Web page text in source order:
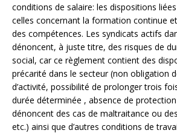
conditions de salaire: les dispositions
celles concernant la formation continue
des compétences. Les syndicats actifs
dénoncent, à juste titre, des risques de
social, car ce règlement contient des
précarité dans le secteur (non obligation
d’activité, possibilité de prolonger trois
durée déterminée , absence de
dénoncent des cas de maltraitance ou
etc.) ainsi que d’autres conditions de